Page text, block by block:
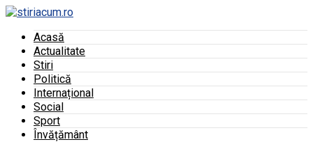
Acasă
Actualitate
Stiri
Politică
Internațional
Social
Sport
Învățământ